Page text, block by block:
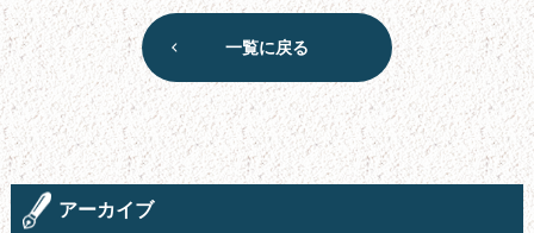
一覧に戻る
アーカイブ